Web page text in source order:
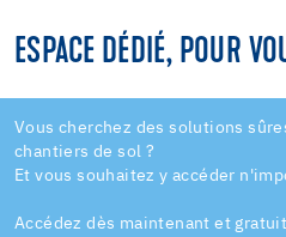
ESPACE DÉDIÉ, POUR
Vous cherchez des solutions
chantiers de sol ?
Et vous souhaitez y accéder
Accédez dès maintenant et